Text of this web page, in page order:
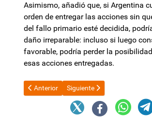
Asimismo, añadió que, si Argentina
orden de entregar las acciones sin
del fallo primario esté decidida,
daño irreparable: incluso si luego
favorable, podría perder la
esas acciones entregadas.
Artículo anterior: Brizuela cruzó a
Anterior Artículo siguiente: Berni: "El
Siguiente